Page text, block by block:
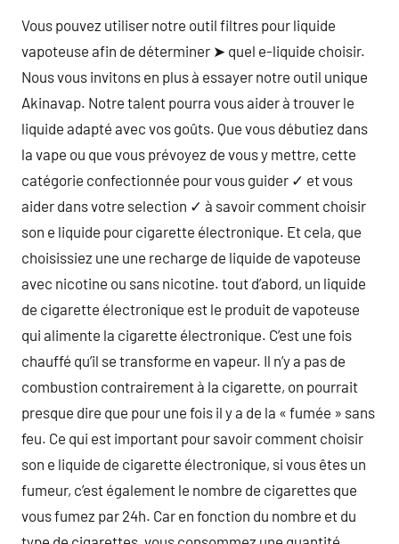
Vous pouvez utiliser notre outil filtres pour liquide
vapoteuse afin de déterminer ➤ quel e-liquide choisir.
Nous vous invitons en plus à essayer notre outil unique
Akinavap. Notre talent pourra vous aider à trouver le
liquide adapté avec vos goûts. Que vous débutiez dans
la vape ou que vous prévoyez de vous y mettre, cette
catégorie confectionnée pour vous guider ✓ et vous
aider dans votre selection ✓ à savoir comment choisir
son e liquide pour cigarette électronique. Et cela, que
choisissiez une une recharge de liquide de vapoteuse
avec nicotine ou sans nicotine. tout d’abord, un liquide
de cigarette électronique est le produit de vapoteuse
qui alimente la cigarette électronique. C’est une fois
chauffé qu’il se transforme en vapeur. Il n’y a pas de
combustion contrairement à la cigarette, on pourrait
presque dire que pour une fois il y a de la « fumée » sans
feu. Ce qui est important pour savoir comment choisir
son e liquide de cigarette électronique, si vous êtes un
fumeur, c’est également le nombre de cigarettes que
vous fumez par 24h. Car en fonction du nombre et du